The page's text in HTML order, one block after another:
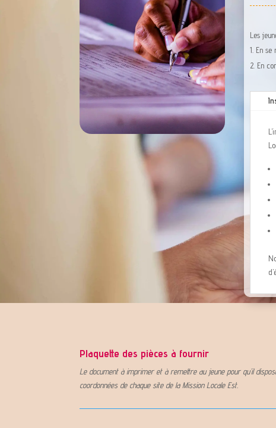
Les
En se
En
Plaquette des pièces à fournir
Le document à imprimer et à remettre au jeune pour qu’il
coordonnées de chaque site de la Mission Locale Est.